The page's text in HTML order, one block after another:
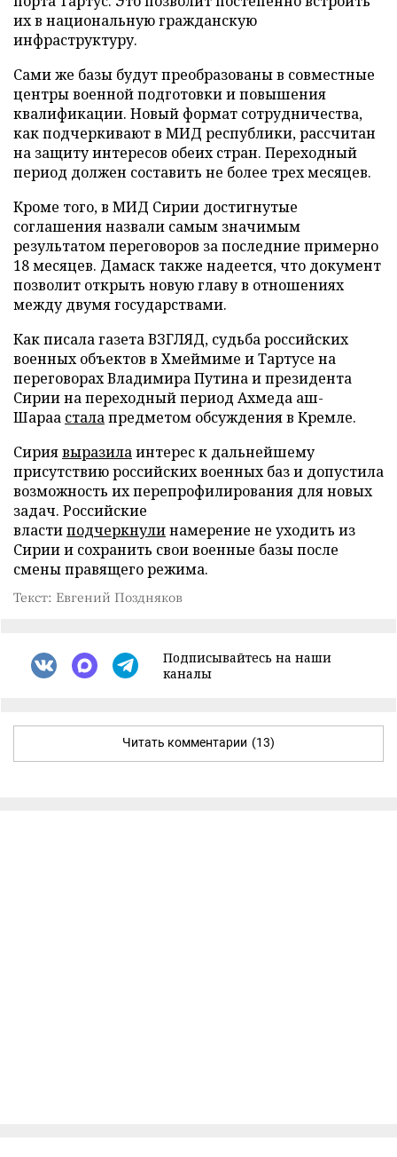
их в национальную гражданскую
инфраструктуру.
Сами же базы будут преобразованы в совместные
центры военной подготовки и повышения
квалификации. Новый формат сотрудничества,
как подчеркивают в МИД республики, рассчитан
на защиту интересов обеих стран. Переходный
период должен составить не более трех месяцев.
Кроме того, в МИД Сирии достигнутые
соглашения назвали самым значимым
результатом переговоров за последние примерно
18 месяцев. Дамаск также надеется, что документ
позволит открыть новую главу в отношениях
между двумя государствами.
Как писала газета ВЗГЛЯД, судьба российских
военных объектов в Хмеймиме и Тартусе на
переговорах Владимира Путина и президента
Сирии на переходный период Ахмеда аш-
Шараа сталапредметом обсуждения в Кремле.
Сириявыразилаинтерес к дальнейшему
присутствию российских военных баз и допустила
возможность их перепрофилирования для новых
задач. Российские
властиподчеркнулинамерение не уходить из
Сирии и сохранить свои военные базы после
смены правящего режима.
Текст: Евгений Поздняков
Подписывайтесь на наши
каналы
Читать комментарии (13)